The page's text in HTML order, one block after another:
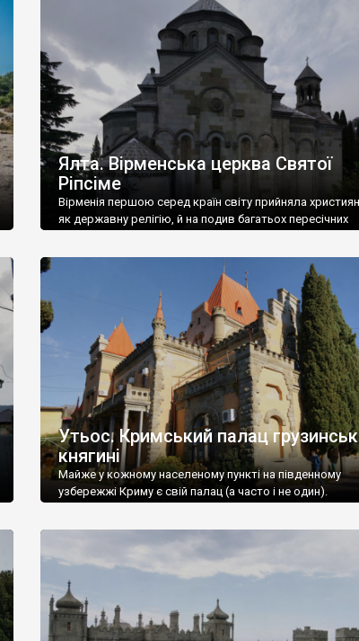
називаються «повстяками» (postaki)…” “Вино. Крим
виробляє відмінне вино і його вдосталь: воно все
легке біле і дуже […]
Ялта. Вірменська церква Святої
Ріпсіме
Вірменія першою серед країн світу прийняла
як державну релігію, й на подив багатьох пересічних
Утьос. Кримський палац
княгині
Майже у кожному населеному пункті на південному
узбережжі Криму є свій палац (а часто і не один).